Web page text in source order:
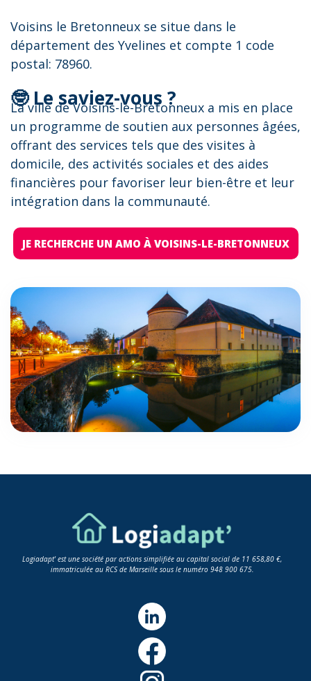
Voisins le Bretonneux se situe dans le
département des Yvelines et compte 1 code
postal: 78960.
🤓 Le saviez-vous ?
La ville de Voisins-le-Bretonneux a mis en place
un programme de soutien aux personnes âgées,
offrant des services tels que des visites à
domicile, des activités sociales et des aides
financières pour favoriser leur bien-être et leur
intégration dans la communauté.
JE RECHERCHE UN AMO À VOISINS-LE-BRETONNEUX
Logiadapt' est une société par actions simplifiée au capital social de 11 658,80 €,
immatriculée au RCS de Marseille sous le numéro 948 900 675.